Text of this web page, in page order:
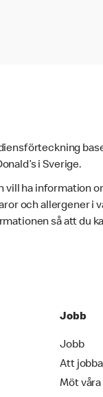
i Sverige.
vill ha information
och allergener i
så att du
Jobb
Jobb
Att
Möt